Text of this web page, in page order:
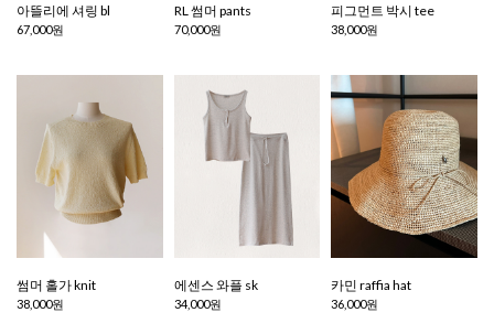
아뜰리에 셔링 bl
67,000원
RL 썸머 pants
70,000원
피그먼트 박시 tee
38,000원
썸머 홀가 knit
38,000원
에센스 와플 sk
34,000원
카민 raffia hat
36,000원